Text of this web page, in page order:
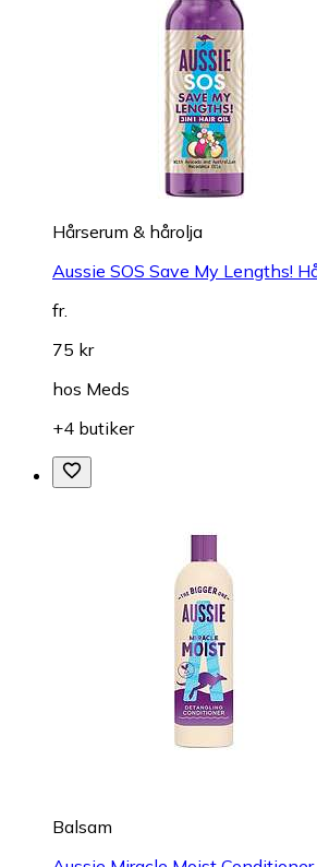
Hårserum & hårolja
Aussie SOS Save My Lengths!
fr.
75 kr
hos Meds
+4 butiker
Balsam